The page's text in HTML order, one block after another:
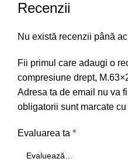
Recenzii
Nu există recenzii până
Fii primul care adaugi o
compresiune drept,
Adresa ta de email nu va
obligatorii sunt marcate cu
Evaluarea ta *